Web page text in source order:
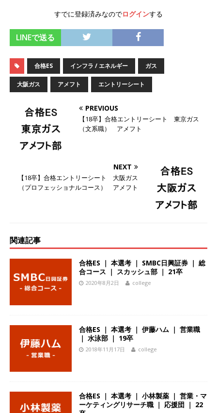
プと電通グループの傘下 ｜ 初任給40万 ｜ 人よ
り速く、高い成長を求める人には超魅力的な挑戦
環境!! ｜ 日本で初めてインターネット広告事業を
始めたパイオニア企業 ｜ CARTA HOLDINGS
体育会積極採用企業
[ 2026年5月14日 ] 【 28卒 ｜ 体験型インターン
ル、マーケティング、ブランディングが経験でき
る ｜ 土日祝休み ｜ 年間休日124日 ｜ ギミック
戸数近畿圏第3位 ｜ 初任給30万+手当、1年目で
年収1,000万も目指せる ｜ 年間休日120～125日
業界研究・企業説明会 】 世界最大級の金融サー
ビス機関 ｜ BtoBtoCの代理店営業 ｜ 20代で年
企業
すでに登録済みなのでログインする
LINEで送る
合格ES インフラ / エネルギー ガス
大阪ガス アメフト エントリーシート
PREVIOUS
【18卒】合格エントリーシート 東京ガス
（文系職） アメフト
NEXT
【18卒】合格エントリーシート 大阪ガス
（プロフェッショナルコース） アメフト
関連記事
合格ES ｜ 本選考 ｜ SMBC日興証券 ｜ 総
合コース ｜ スカッシュ部 ｜ 21卒
2020年8月2日 college
合格ES ｜ 本選考 ｜ 伊藤ハム ｜ 営業職
｜ 水泳部 ｜ 19卒
2018年11月17日 college
合格ES ｜ 本選考 ｜ 小林製薬 ｜ 営業・マ
ーケティングリサーチ職 ｜ 応援団 ｜ 22